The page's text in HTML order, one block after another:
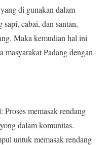
di gunakan dalam
sapi, cabai, dan santan,
Maka kemudian hal ini
masyarakat Padang dengan
memasak rendang
dalam komunitas.
untuk memasak rendang